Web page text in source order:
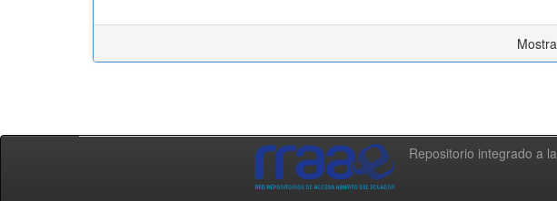
Repositorio integrado a